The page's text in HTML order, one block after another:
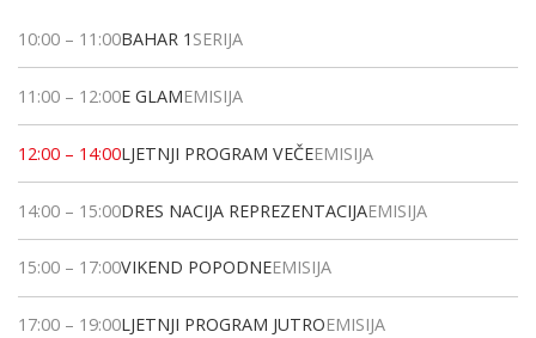
10:00 – 11:00BAHAR 1 SERIJA
11:00 – 12:00E GLAMEMISIJA
12:00 – 14:00LJETNJI PROGRAM VEČEEMISIJA
14:00 – 15:00DRES NACIJA REPREZENTACIJAEMISIJA
15:00 – 17:00VIKEND POPODNEEMISIJA
17:00 – 19:00LJETNJI PROGRAM JUTROEMISIJA